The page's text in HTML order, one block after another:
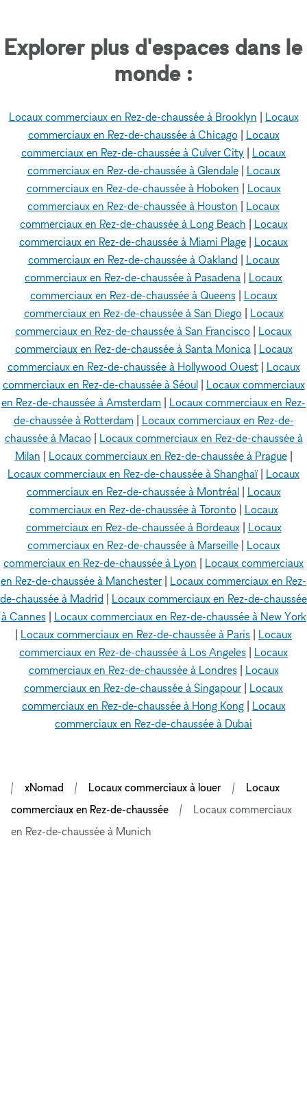
Explorer plus d'espaces dans le
monde :
Locaux commerciaux en Rez-de-chaussée à Brooklyn | Locaux
commerciaux en Rez-de-chaussée à Chicago| Locaux
commerciaux en Rez-de-chaussée à Culver City | Locaux
commerciaux en Rez-de-chaussée à Glendale| Locaux
commerciaux en Rez-de-chaussée à Hoboken | Locaux
commerciaux en Rez-de-chaussée à Houston | Locaux
commerciaux en Rez-de-chaussée à Long Beach | Locaux
commerciaux en Rez-de-chaussée à Miami Plage | Locaux
commerciaux en Rez-de-chaussée à Oakland | Locaux
commerciaux en Rez-de-chaussée à Pasadena | Locaux
commerciaux en Rez-de-chaussée à Queens| Locaux
commerciaux en Rez-de-chaussée à San Diego| Locaux
commerciaux en Rez-de-chaussée à San Francisco | Locaux
commerciaux en Rez-de-chaussée à Santa Monica | Locaux
commerciaux en Rez-de-chaussée à Hollywood Ouest| Locaux
commerciaux en Rez-de-chaussée à Séoul| Locaux commerciaux
en Rez-de-chaussée à Amsterdam | Locaux commerciaux en Rez-
de-chaussée à Rotterdam| Locaux commerciaux en Rez-de-
chaussée à Macao| Locaux commerciaux en Rez-de-chaussée à
Milan | Locaux commerciaux en Rez-de-chaussée à Prague|
Locaux commerciaux en Rez-de-chaussée à Shanghaï| Locaux
commerciaux en Rez-de-chaussée à Montréal| Locaux
commerciaux en Rez-de-chaussée à Toronto| Locaux
commerciaux en Rez-de-chaussée à Bordeaux| Locaux
commerciaux en Rez-de-chaussée à Marseille| Locaux
commerciaux en Rez-de-chaussée à Lyon | Locaux commerciaux
en Rez-de-chaussée à Manchester | Locaux commerciaux en Rez-
de-chaussée à Madrid | Locaux commerciaux en Rez-de-chaussée
à Cannes| Locaux commerciaux en Rez-de-chaussée à New York
| Locaux commerciaux en Rez-de-chaussée à Paris | Locaux
commerciaux en Rez-de-chaussée à Los Angeles | Locaux
commerciaux en Rez-de-chaussée à Londres| Locaux
commerciaux en Rez-de-chaussée à Singapour | Locaux
commerciaux en Rez-de-chaussée à Hong Kong| Locaux
commerciaux en Rez-de-chaussée à Dubai
xNomad Locaux commerciaux à louer
Locaux
commerciaux en Rez-de-chaussée
Locaux commerciaux
en Rez-de-chaussée à Munich